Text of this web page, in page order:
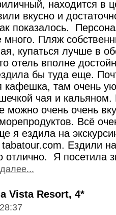
находится в
вкусно и
показалось.
много. Пляж
купаться лучше в
отель вполне
бы туда еще.
кафешка, там очень
чая и
можно очень очень
Всё
я ездила на
Ездили
отлично. Я посетила
далее...
Vista Resort, 4*